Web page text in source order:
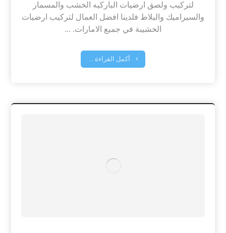
لتركيب ولصق ارضيات الباركيه الخشب والمسمار
والسيراميك والبلاط فلدينا افضل العمال لتركيب ارضيات
الخشيبة في جميع الامارات. ...
أكمل القراءة ...